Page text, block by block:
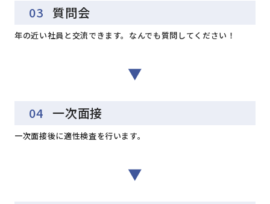
03 質問会
年の近い社員と交流できます。なんでも質問してください！
▼
04 一次面接
一次面接後に適性検査を行います。
▼